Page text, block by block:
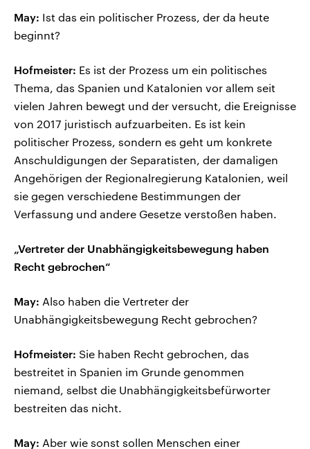
May: Ist das ein politischer Prozess, der da heute
beginnt?
Hofmeister: Es ist der Prozess um ein politisches
Thema, das Spanien und Katalonien vor allem seit
vielen Jahren bewegt und der versucht, die Ereignisse
von 2017 juristisch aufzuarbeiten. Es ist kein
politischer Prozess, sondern es geht um konkrete
Anschuldigungen der Separatisten, der damaligen
Angehörigen der Regionalregierung Katalonien, weil
sie gegen verschiedene Bestimmungen der
Verfassung und andere Gesetze verstoßen haben.
„Vertreter der Unabhängigkeitsbewegung haben
Recht gebrochen“
May: Also haben die Vertreter der
Unabhängigkeitsbewegung Recht gebrochen?
Hofmeister: Sie haben Recht gebrochen, das
bestreitet in Spanien im Grunde genommen
niemand, selbst die Unabhängigkeitsbefürworter
bestreiten das nicht.
May: Aber wie sonst sollen Menschen einer